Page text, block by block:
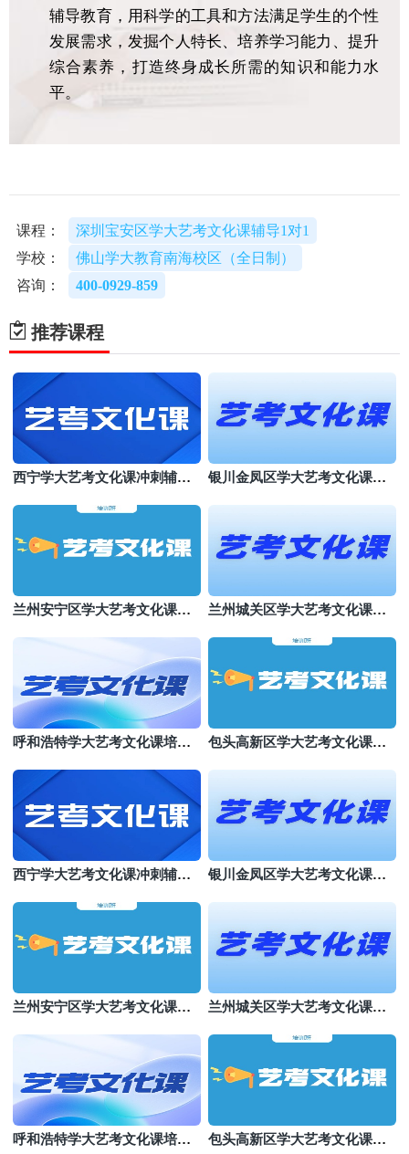
辅导教育，用科学的工具和方法满足学生的个性
发展需求，发掘个人特长、培养学习能力、提升
综合素养，打造终身成长所需的知识和能力水
平。
课程：
深圳宝安区学大艺考文化课辅导1对1
学校：
佛山学大教育南海校区（全日制）
咨询：
400-0929-859
推荐课程
西宁学大艺考文化课冲刺辅导
银川金凤区学大艺考文化课机
兰州安宁区学大艺考文化课培
兰州城关区学大艺考文化课班
呼和浩特学大艺考文化课培训
包头高新区学大艺考文化课集
西宁学大艺考文化课冲刺辅导
银川金凤区学大艺考文化课机
兰州安宁区学大艺考文化课培
兰州城关区学大艺考文化课班
呼和浩特学大艺考文化课培训
包头高新区学大艺考文化课集